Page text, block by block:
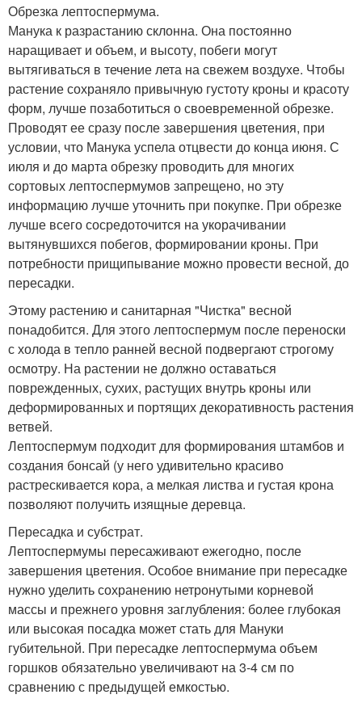
Обрезка лептоспермума.
Манука к разрастанию склонна. Она постоянно
наращивает и объем, и высоту, побеги могут
вытягиваться в течение лета на свежем воздухе. Чтобы
растение сохраняло привычную густоту кроны и красоту
форм, лучше позаботиться о своевременной обрезке.
Проводят ее сразу после завершения цветения, при
условии, что Манука успела отцвести до конца июня. С
июля и до марта обрезку проводить для многих
сортовых лептоспермумов запрещено, но эту
информацию лучше уточнить при покупке. При обрезке
лучше всего сосредоточится на укорачивании
вытянувшихся побегов, формировании кроны. При
потребности прищипывание можно провести весной, до
пересадки.
Этому растению и санитарная "Чистка" весной
понадобится. Для этого лептоспермум после переноски
с холода в тепло ранней весной подвергают строгому
осмотру. На растении не должно оставаться
поврежденных, сухих, растущих внутрь кроны или
деформированных и портящих декоративность растения
ветвей.
Лептоспермум подходит для формирования штамбов и
создания бонсай (у него удивительно красиво
растрескивается кора, а мелкая листва и густая крона
позволяют получить изящные деревца.
Пересадка и субстрат.
Лептоспермумы пересаживают ежегодно, после
завершения цветения. Особое внимание при пересадке
нужно уделить сохранению нетронутыми корневой
массы и прежнего уровня заглубления: более глубокая
или высокая посадка может стать для Мануки
губительной. При пересадке лептоспермума объем
горшков обязательно увеличивают на 3-4 см по
сравнению с предыдущей емкостью.